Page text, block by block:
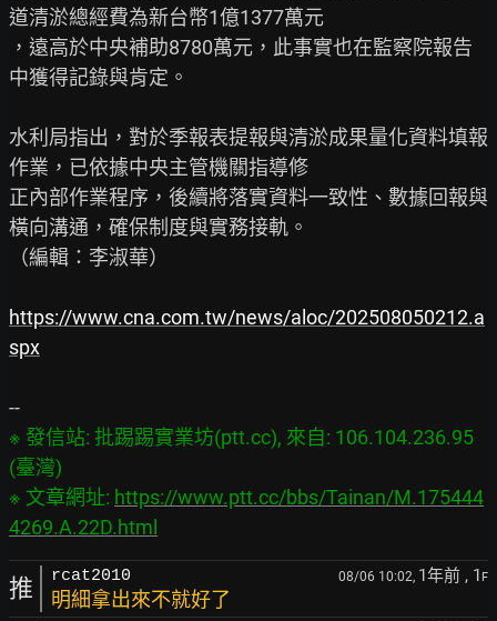
道清淤總經費為新台幣1億1377萬元
，遠高於中央補助8780萬元，此事實也在監察院報告
中獲得記錄與肯定。
水利局指出，對於季報表提報與清淤成果量化資料填報
作業，已依據中央主管機關指導修
正內部作業程序，後續將落實資料一致性、數據回報與
橫向溝通，確保制度與實務接軌。
（編輯：李淑華）
https://www.cna.com.tw/news/aloc/202508050212.a
spx
※ 發信站: 批踢踢實業坊(ptt.cc), 來自: 106.104.236.95
(臺灣)
※ 文章網址: https://www.ptt.cc/bbs/Tainan/M.175444
4269.A.22D.html
推 rcat2010 08/06 10:02, 1年前 , 1 F
明細拿出來不就好了